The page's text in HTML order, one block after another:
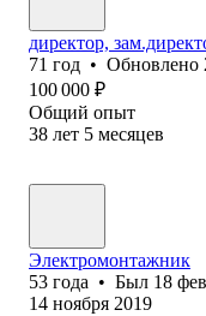
директор,
71 год • Обновлено
100 000 ₽
Общий опыт
38 лет 5 месяцев
Электромонтажник
53 года • Был 18
14 ноября 2019